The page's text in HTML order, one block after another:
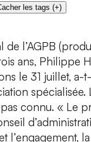
les tags (+)
de l’AGPB
ans, Philippe
le 31 juillet, a-
pas connu. « Le
l’engagement,